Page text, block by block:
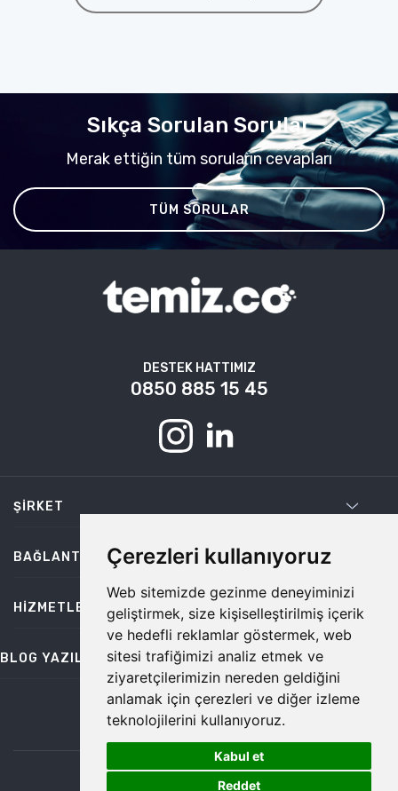
Çerezleri kullanıyoruz
Web sitemizde gezinme deneyiminizi
geliştirmek, size kişiselleştirilmiş içerik
ve hedefli reklamlar göstermek, web
sitesi trafiğimizi analiz etmek ve
ziyaretçilerimizin nereden geldiğini
anlamak için çerezleri ve diğer izleme
teknolojilerini kullanıyoruz.
Kabul et
Reddet
Sıkça Sorulan Sorular
Merak ettiğin tüm soruların cevapları
TÜM SORULAR
DESTEK HATTIMIZ
0850 885 15 45
ŞIRKET
BAĞLANTILAR
HIZMETLER
BLOG YAZILARI
bilgi@temiz.co
©2026 Temiz, Her Hakkı Saklıdır.